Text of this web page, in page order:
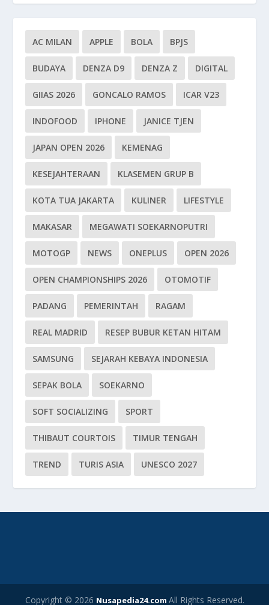
AC MILAN APPLE BOLA BPJS
BUDAYA DENZA D9 DENZA Z DIGITAL
GIIAS 2026 GONCALO RAMOS ICAR V23
INDOFOOD IPHONE JANICE TJEN
JAPAN OPEN 2026 KEMENAG
KESEJAHTERAAN KLASEMEN GRUP B
KOTA TUA JAKARTA KULINER LIFESTYLE
MAKASAR MEGAWATI SOEKARNOPUTRI
MOTOGP NEWS ONEPLUS OPEN 2026
OPEN CHAMPIONSHIPS 2026 OTOMOTIF
PADANG PEMERINTAH RAGAM
REAL MADRID RESEP BUBUR KETAN HITAM
SAMSUNG SEJARAH KEBAYA INDONESIA
SEPAK BOLA SOEKARNO
SOFT SOCIALIZING SPORT
THIBAUT COURTOIS TIMUR TENGAH
TREND TURIS ASIA UNESCO 2027
Copyright © 2026 Nusapedia24.com All Rights Reserved.